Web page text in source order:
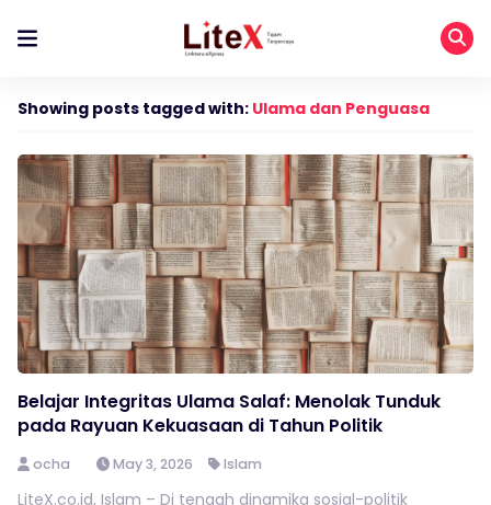
Showing posts tagged with: Ulama dan Penguasa
Belajar Integritas Ulama Salaf: Menolak Tunduk
pada Rayuan Kekuasaan di Tahun Politik
ocha May 3, 2026 Islam
LiteX.co.id, Islam – Di tengah dinamika sosial-politik